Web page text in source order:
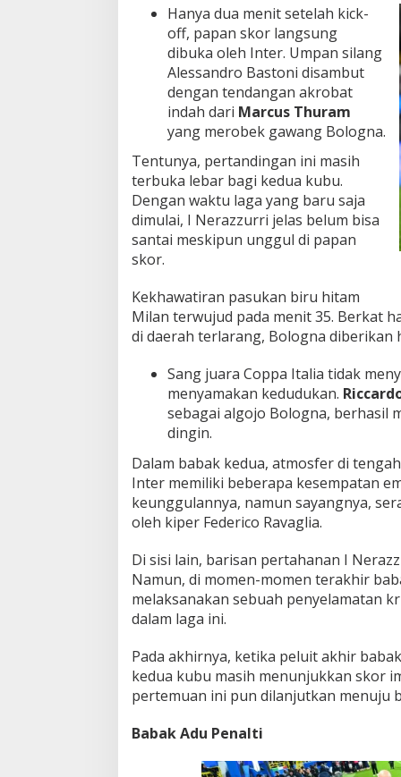
a
a
n
N
a
p
o
l
i
!
Hanya dua menit setelah kick-
off, papan skor langsung
dibuka oleh Inter. Umpan silang
Alessandro Bastoni disambut
dengan tendangan akrobat
indah dari Marcus Thuram
yang merobek gawang Bologna.
Tentunya, pertandingan ini masih
terbuka lebar bagi kedua kubu.
Dengan waktu laga yang baru saja
dimulai, I Nerazzurri jelas belum bisa
santai meskipun unggul di papan
skor.
Kekhawatiran pasukan biru hitam
Milan terwujud pada menit 35. Berkat
di daerah terlarang, Bologna diberikan
Sang juara Coppa Italia tidak
menyamakan kedudukan.
sebagai algojo Bologna, berhasil
dingin.
Dalam babak kedua, atmosfer di
Inter memiliki beberapa kesempatan
keunggulannya, namun sayangnya,
oleh kiper Federico Ravaglia.
Di sisi lain, barisan pertahanan I
Namun, di momen-momen terakhir
melaksanakan sebuah penyelamatan
dalam laga ini.
Pada akhirnya, ketika peluit akhir
kedua kubu masih menunjukkan skor
pertemuan ini pun dilanjutkan menuju
Babak Adu Penalti